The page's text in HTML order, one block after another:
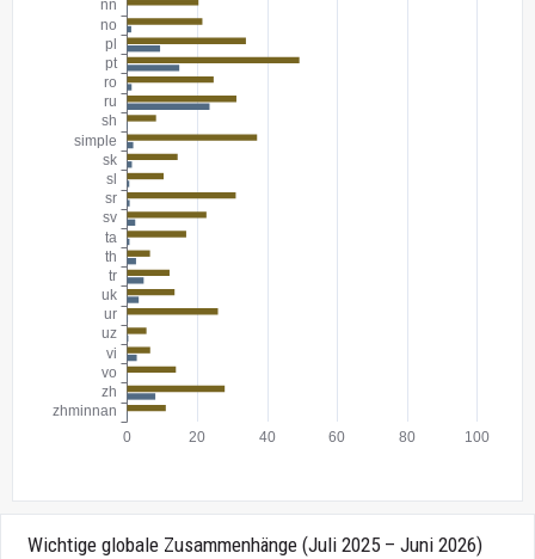
Wichtige globale Zusammenhänge (Juli 2025 – Juni 2026)